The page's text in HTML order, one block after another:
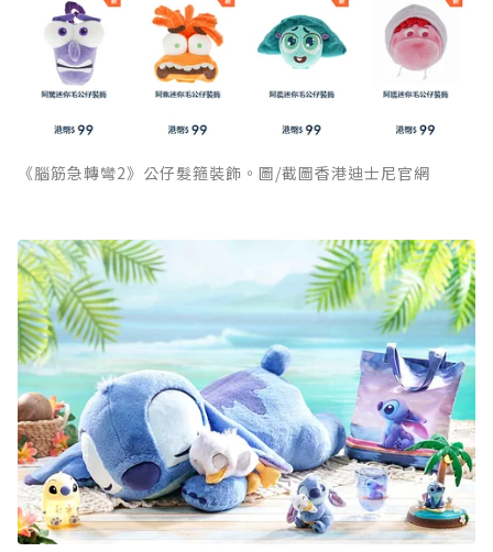
《腦筋急轉彎2》公仔髮箍裝飾。圖/截圖香港迪士尼官網